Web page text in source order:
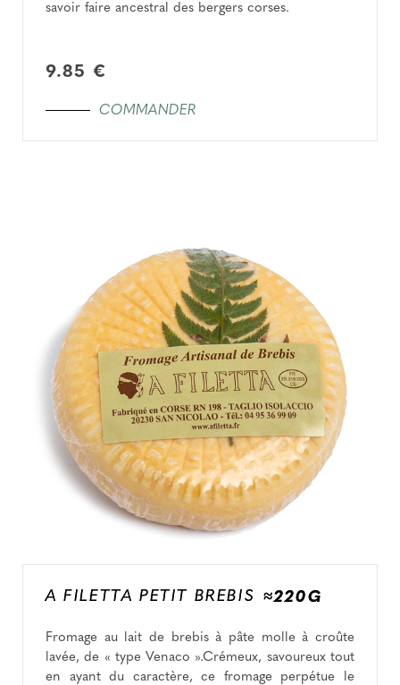
savoir faire ancestral des bergers corses.
9.85 €
COMMANDER
A FILETTA PETIT BREBIS ≈220G
Fromage au lait de brebis à pâte molle à croûte
lavée, de « type Venaco ».Crémeux, savoureux tout
en ayant du caractère, ce fromage perpétue le